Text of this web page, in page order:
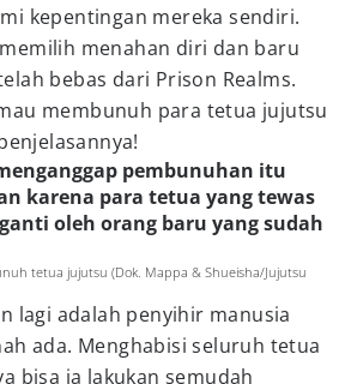
kepentingan mereka sendiri.
menahan diri dan baru
bebas dari Prison Realms.
membunuh para tetua jujutsu
pembunuhan itu
karena para tetua yang tewas
oleh orang baru yang sudah
tetua jujutsu (Dok. Mappa & Shueisha/Jujutsu
lagi adalah penyihir manusia
ada. Menghabisi seluruh tetua
bisa ia lakukan semudah